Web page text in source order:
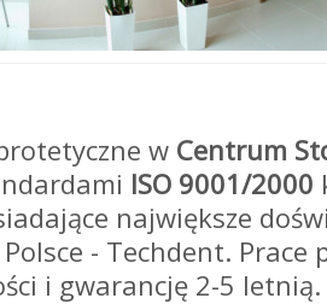
w Centrum
ISO 9001/2000
największe
- Techdent. Prace
i gwarancję 2-5 letnią.